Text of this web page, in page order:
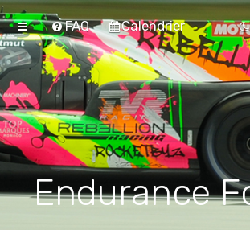
FAQ Calendrier
Endurance